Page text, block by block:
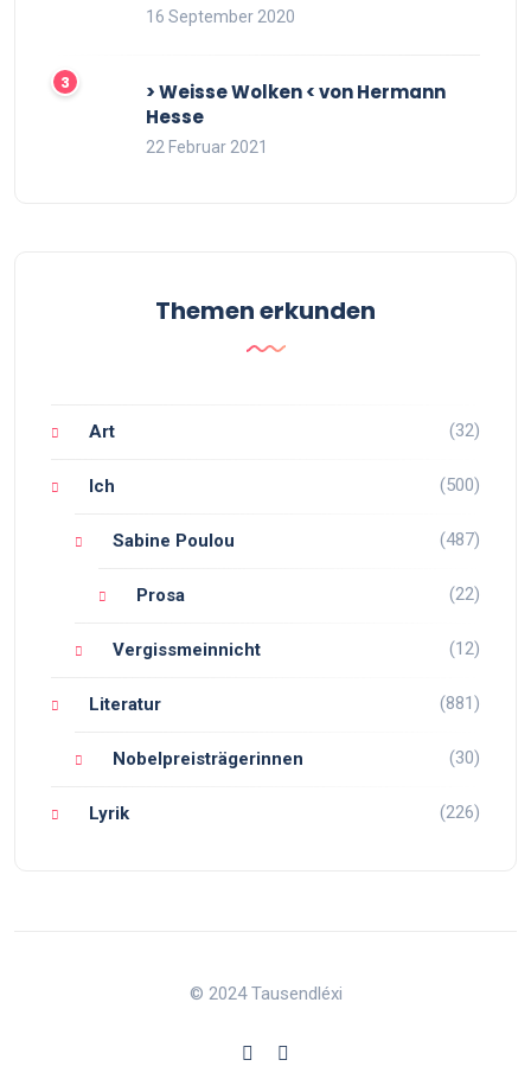
16 September 2020
> Weisse Wolken < von Hermann
Hesse
22 Februar 2021
Themen erkunden
Art (32)
Ich (500)
Sabine Poulou (487)
Prosa (22)
Vergissmeinnicht (12)
Literatur (881)
Nobelpreisträgerinnen (30)
Lyrik (226)
© 2024 Tausendléxi